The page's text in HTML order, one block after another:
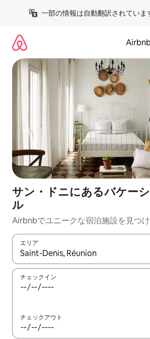
一部の情報は自動翻訳されていま
サン・ドニにあるバケー
ル
Airbnbでユニークな宿泊施設を見つ
エリア
検索結果が表示されたら、上下の矢印
チェックイン
チェックアウト